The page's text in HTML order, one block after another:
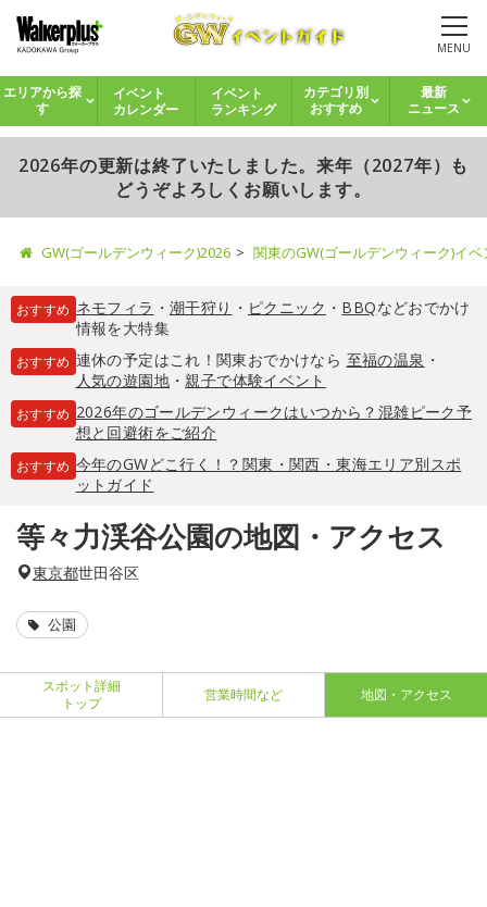
MENU
エリアから探
す
イベント
カレンダー
イベント
ランキング
カテゴリ別
おすすめ
最新
ニュース
2026年の更新は終了いたしました。来年（2027年）も
どうぞよろしくお願いします。
GW(ゴールデンウィーク)2026 関東のGW(ゴールデンウィーク)イ
おすすめ ネモフィラ ・ 潮干狩り ・ ピクニック ・ BBQなどおでかけ
情報を大特集
おすすめ 連休の予定はこれ！関東おでかけなら 至福の温泉 ・
人気の遊園地・親子で体験イベント
おすすめ 2026年のゴールデンウィークはいつから？混雑ピーク予
想と回避術をご紹介
おすすめ 今年のGWどこ行く！？関東・関西・東海エリア別スポ
ットガイド
等々力渓谷公園の地図・アクセス
東京都世田谷区
公園
スポット詳細
トップ
営業時間など 地図・アクセス